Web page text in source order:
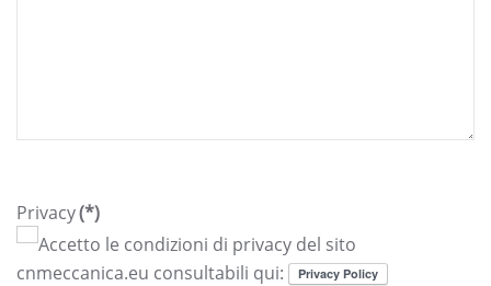
Privacy(*)
Accetto le condizioni di privacy del sito
cnmeccanica.eu consultabili qui: